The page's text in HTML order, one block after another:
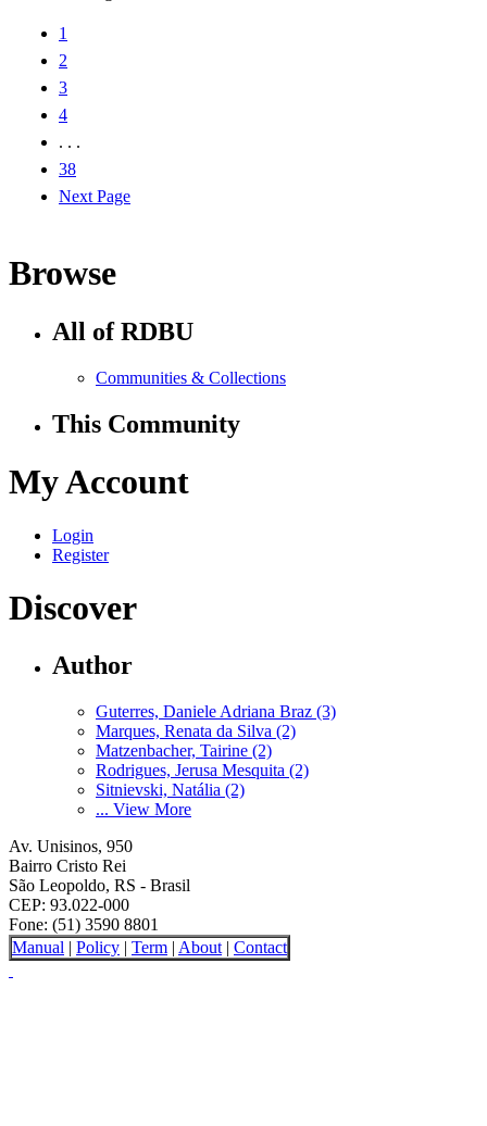
1
2
3
4
. . .
38
Next Page
Browse
All of RDBU
Communities & Collections
This Community
My Account
Login
Register
Discover
Author
Guterres, Daniele Adriana Braz (3)
Marques, Renata da Silva (2)
Matzenbacher, Tairine (2)
Rodrigues, Jerusa Mesquita (2)
Sitnievski, Natália (2)
... View More
Av. Unisinos, 950
Bairro Cristo Rei
São Leopoldo, RS - Brasil
CEP: 93.022-000
Fone: (51) 3590 8801
Manual | Policy | Term | About | Contact